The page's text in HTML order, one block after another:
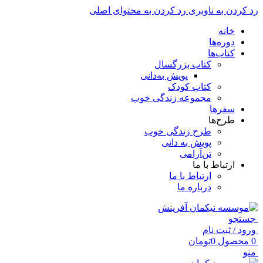
رد کردن به ناوبری رد کردن به محتوای اصلی
خانه
دوره‌ها
کتاب‌ها
کتاب بزرگسال
پویش به‌دانی
کتاب کودک
مجموعه زندگی خوب
سفرها
طرح‌ها
طرح زندگی خوب
پویش به دانی
تن‌آرامی
ارتباط با ما
ارتباط با ما
درباره ما
جستجو
ورود / ثبت نام
0 محصول 0تومان
منو